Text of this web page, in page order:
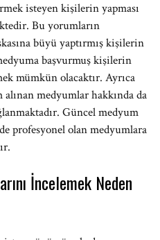
isteyen kişilerin yapması
Bu yorumların
büyü yaptırmış kişilerin
başvurmuş kişilerin
mümkün olacaktır. Ayrıca
medyumlar hakkında da
Güncel medyum
profesyonel olan medyumlara
İncelemek Neden